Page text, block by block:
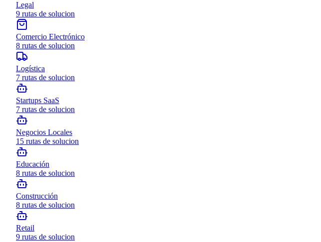
Legal
9 rutas de solucion
Comercio Electrónico
8 rutas de solucion
Logística
7 rutas de solucion
Startups SaaS
7 rutas de solucion
Negocios Locales
15 rutas de solucion
Educación
8 rutas de solucion
Construcción
8 rutas de solucion
Retail
9 rutas de solucion